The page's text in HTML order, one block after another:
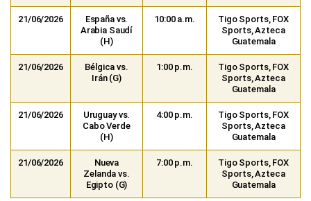
21/06/2026
España vs.
Arabia Saudí
(H)
10:00 a.m.
Tigo Sports, FOX
Sports, Azteca
Guatemala
21/06/2026
Bélgica vs.
Irán (G)
1:00 p.m.
Tigo Sports, FOX
Sports, Azteca
Guatemala
21/06/2026
Uruguay vs.
Cabo Verde
(H)
4:00 p.m.
Tigo Sports, FOX
Sports, Azteca
Guatemala
21/06/2026
Nueva
Zelanda vs.
Egipto (G)
7:00 p.m.
Tigo Sports, FOX
Sports, Azteca
Guatemala